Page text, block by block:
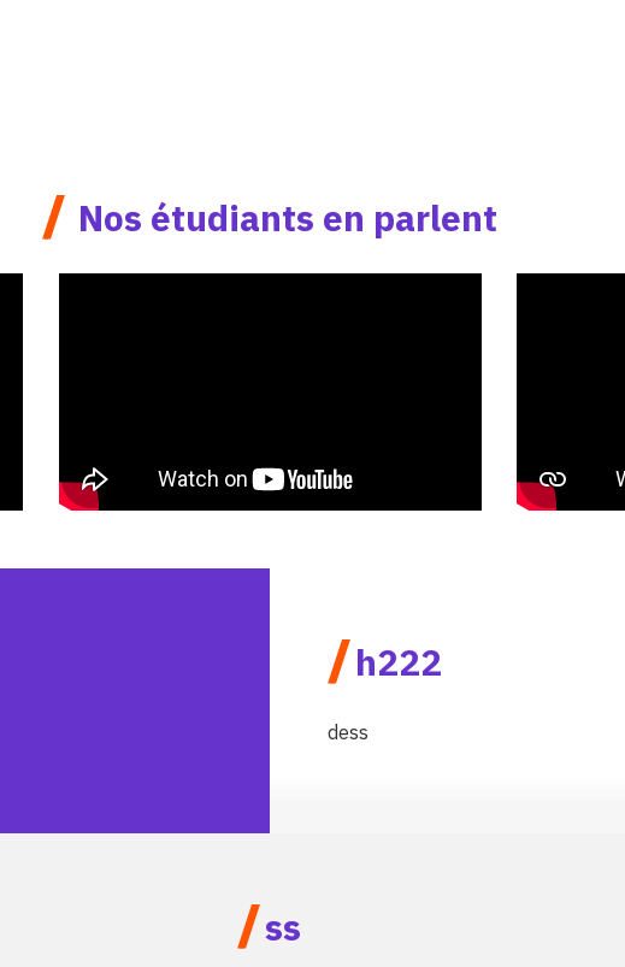
/ Nos étudiants en parlent
/h222
dess
/ss